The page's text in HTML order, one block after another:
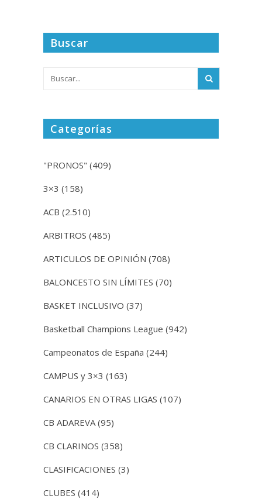
Buscar
Categorías
"PRONOS" (409)
3×3 (158)
ACB (2.510)
ARBITROS (485)
ARTICULOS DE OPINIÓN (708)
BALONCESTO SIN LÍMITES (70)
BASKET INCLUSIVO (37)
Basketball Champions League (942)
Campeonatos de España (244)
CAMPUS y 3×3 (163)
CANARIOS EN OTRAS LIGAS (107)
CB ADAREVA (95)
CB CLARINOS (358)
CLASIFICACIONES (3)
CLUBES (414)